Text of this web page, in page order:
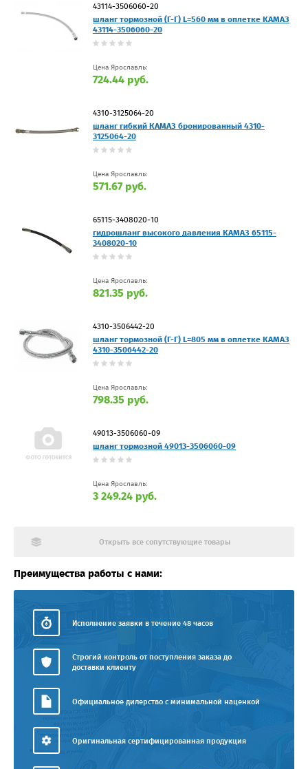
43114-3506060-20
шланг тормозной (Г-Г) L=560 мм в оплетке КАМАЗ
43114-3506060-20
Цена Ярославль:
724.44 руб.
4310-3125064-20
шланг гибкий КАМАЗ бронированный 4310-
3125064-20
Цена Ярославль:
571.67 руб.
65115-3408020-10
гидрошланг высокого давления КАМАЗ 65115-
3408020-10
Цена Ярославль:
821.35 руб.
4310-3506442-20
шланг тормозной (Г-Г) L=805 мм в оплетке КАМАЗ
4310-3506442-20
Цена Ярославль:
798.35 руб.
49013-3506060-09
шланг тормозной 49013-3506060-09
Цена Ярославль:
3 249.24 руб.
Открыть все сопутствующие товары
Преимущества работы с нами:
Исполнение заявки в течение 48 часов
Строгий контроль от поступления заказа до
доставки клиенту
Официальное дилерство с минимальной наценкой
Оригинальная сертифицированная продукция